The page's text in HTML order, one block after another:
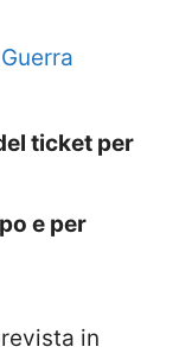
ticket per
e per
in